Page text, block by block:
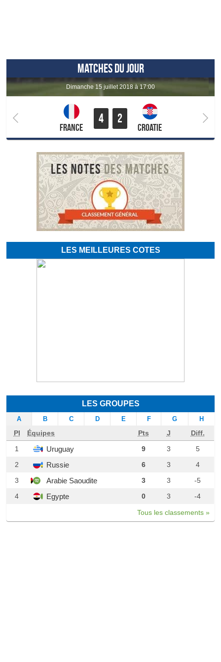
MATCHES DU JOUR
dimanche 15 juillet 2018 à 17:00
France
4 2
Croatie
LES MEILLEURES COTES
LES GROUPES
A B C D E F G H
Pl Équipes Pts J
Diff.
1
Uruguay 9 3
5
2
Russie 6 3
4
3
Arabie Saoudite 3 3
-5
4
Egypte 0 3 -4
Tous les classements »